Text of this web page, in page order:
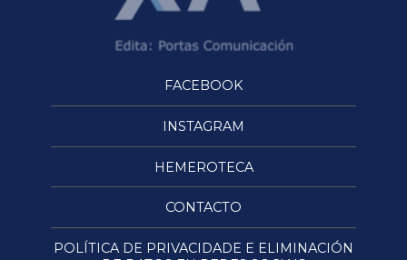
FACEBOOK
INSTAGRAM
HEMEROTECA
CONTACTO
POLÍTICA DE PRIVACIDADE E ELIMINACIÓN